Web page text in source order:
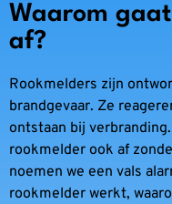
Waarom
af?
Rookmelders zijn
brandgevaar. Ze
ontstaan bij
rookmelder ook af
noemen we een vals
rookmelder werkt,